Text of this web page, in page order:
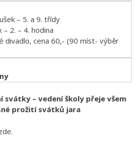
– 5. a 9. třídy
2. – 4. hodina
divadlo, cena 60,- (90 míst- výběr
svátky – vedení školy přeje všem
prožití svátků jara